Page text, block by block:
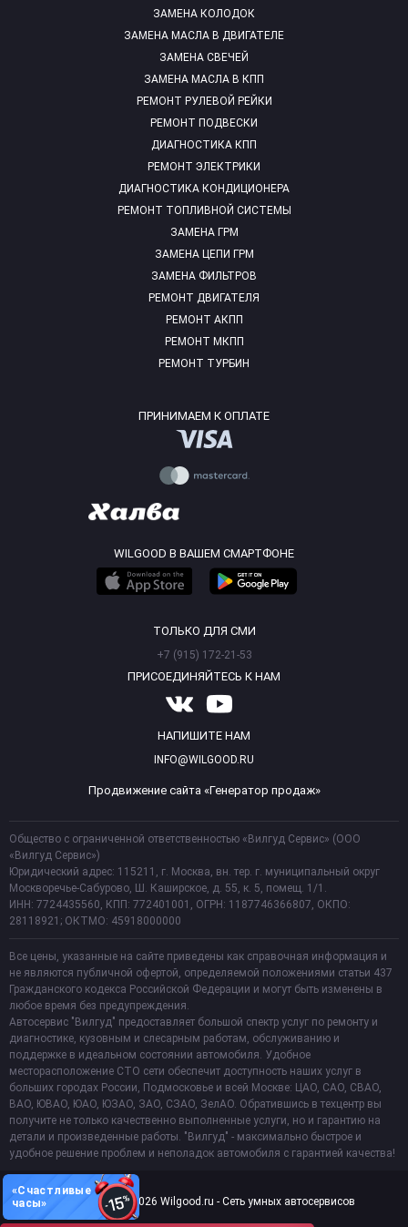
ЗАМЕНА КОЛОДОК
ЗАМЕНА МАСЛА В ДВИГАТЕЛЕ
ЗАМЕНА СВЕЧЕЙ
ЗАМЕНА МАСЛА В КПП
РЕМОНТ РУЛЕВОЙ РЕЙКИ
РЕМОНТ ПОДВЕСКИ
ДИАГНОСТИКА КПП
РЕМОНТ ЭЛЕКТРИКИ
ДИАГНОСТИКА КОНДИЦИОНЕРА
РЕМОНТ ТОПЛИВНОЙ СИСТЕМЫ
ЗАМЕНА ГРМ
ЗАМЕНА ЦЕПИ ГРМ
ЗАМЕНА ФИЛЬТРОВ
РЕМОНТ ДВИГАТЕЛЯ
РЕМОНТ АКПП
РЕМОНТ МКПП
РЕМОНТ ТУРБИН
ПРИНИМАЕМ К ОПЛАТЕ
WILGOOD В ВАШЕМ СМАРТФОНЕ
ТОЛЬКО ДЛЯ СМИ
+7 (915) 172-21-53
ПРИСОЕДИНЯЙТЕСЬ К НАМ
НАПИШИТЕ НАМ
INFO@WILGOOD.RU
Продвижение сайта «Генератор продаж»
Общество с ограниченной ответственностью «Вилгуд Сервис» (ООО
«Вилгуд Сервис»)
Юридический адрес: 115211, г. Москва, вн. тер. г. муниципальный округ
Москворечье-Сабурово, Ш. Каширское, д. 55, к. 5, помещ. 1/1.
ИНН: 7724435560, КПП: 772401001, ОГРН: 1187746366807, ОКПО:
28118921; ОКТМО: 45918000000
Все цены, указанные на сайте приведены как справочная информация и
не являются публичной офертой, определяемой положениями статьи 437
Гражданского кодекса Российской Федерации и могут быть изменены в
любое время без предупреждения.
Автосервис "Вилгуд" предоставляет большой спектр услуг по ремонту и
диагностике, кузовным и слесарным работам, обслуживанию и
поддержке в идеальном состоянии автомобиля. Удобное
месторасположение СТО сети обеспечит доступность наших услуг в
больших городах России, Подмосковье и всей Москве: ЦАО, САО, СВАО,
ВАО, ЮВАО, ЮАО, ЮЗАО, ЗАО, СЗАО, ЗелАО. Обратившись в техцентр вы
получите не только качественно выполненные услуги, но и гарантию на
детали и произведенные работы. "Вилгуд" - максимально быстрое и
удобное решение проблем и неполадок автомобиля с гарантией качества!
Copyright 2011-2026 Wilgood.ru - Сеть умных автосервисов
«Счастливые
часы»